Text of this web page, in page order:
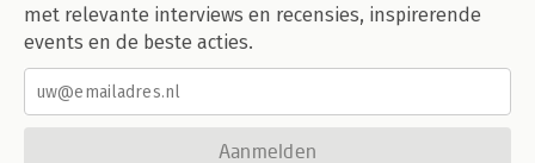
met relevante interviews en recensies, inspirerende
events en de beste acties.
Aanmelden